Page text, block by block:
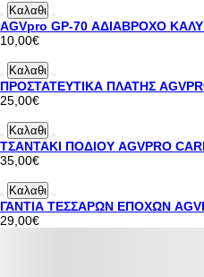
Καλαθι
AGVpro GP-70 ΑΔΙΑΒΡΟΧΟ
10,00€
Καλαθι
ΠΡΟΣΤΑΤΕΥΤΙΚΑ ΠΛΑΤΗΣ
25,00€
Καλαθι
ΤΣΑΝΤΑΚΙ ΠΟΔΙΟΥ AGVPRO
35,00€
Καλαθι
ΓΑΝΤΙΑ ΤΕΣΣΑΡΩΝ ΕΠΟΧΩΝ
29,00€